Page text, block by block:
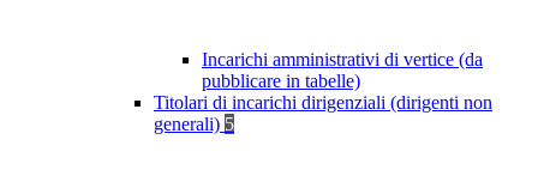
Incarichi amministrativi di vertice (da
pubblicare in tabelle)
Titolari di incarichi dirigenziali (dirigenti non
generali) 5